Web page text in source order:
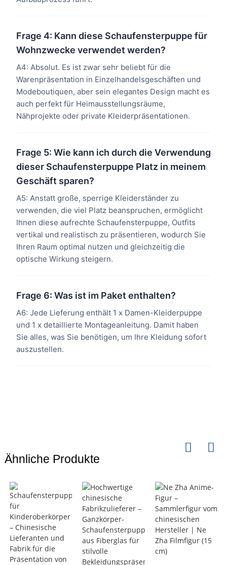
Frage 4: Kann diese Schaufensterpuppe für
Wohnzwecke verwendet werden?
A4: Absolut. Es ist zwar sehr beliebt für die
Warenpräsentation in Einzelhandelsgeschäften und
Modeboutiquen, aber sein elegantes Design macht es
auch perfekt für Heimausstellungsräume,
Nähprojekte oder private Kleiderpräsentationen.
Frage 5: Wie kann ich durch die Verwendung
dieser Schaufensterpuppe Platz in meinem
Geschäft sparen?
A5: Anstatt große, sperrige Kleiderständer zu
verwenden, die viel Platz beanspruchen, ermöglicht
Ihnen diese aufrechte Schaufensterpuppe, Outfits
vertikal und realistisch zu präsentieren, wodurch Sie
Ihren Raum optimal nutzen und gleichzeitig die
optische Wirkung steigern.
Frage 6: Was ist im Paket enthalten?
A6: Jede Lieferung enthält 1 x Damen-Kleiderpuppe
und 1 x detaillierte Montageanleitung. Damit haben
Sie alles, was Sie benötigen, um Ihre Kleidung sofort
auszustellen.
Ähnliche Produkte